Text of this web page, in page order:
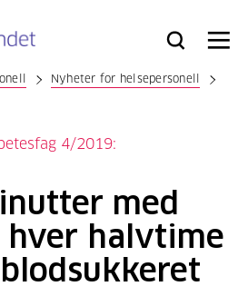
Bli
Logg
Søk Meny
Nyheter for helsepersonell
4/2019:
med
halvtime